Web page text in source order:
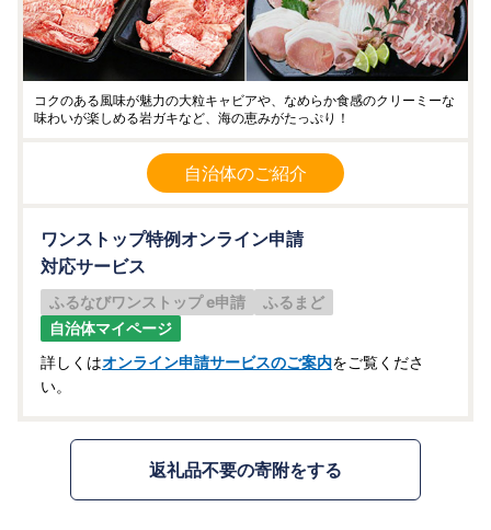
コクのある風味が魅力の大粒キャビアや、なめらか食感のクリーミーな
味わいが楽しめる岩ガキなど、海の恵みがたっぷり！
自治体のご紹介
ワンストップ特例オンライン申請
対応サービス
ふるなびワンストップ e申請
ふるまど
自治体マイページ
詳しくはオンライン申請サービスのご案内をご覧くださ
い。
返礼品不要の寄附をする